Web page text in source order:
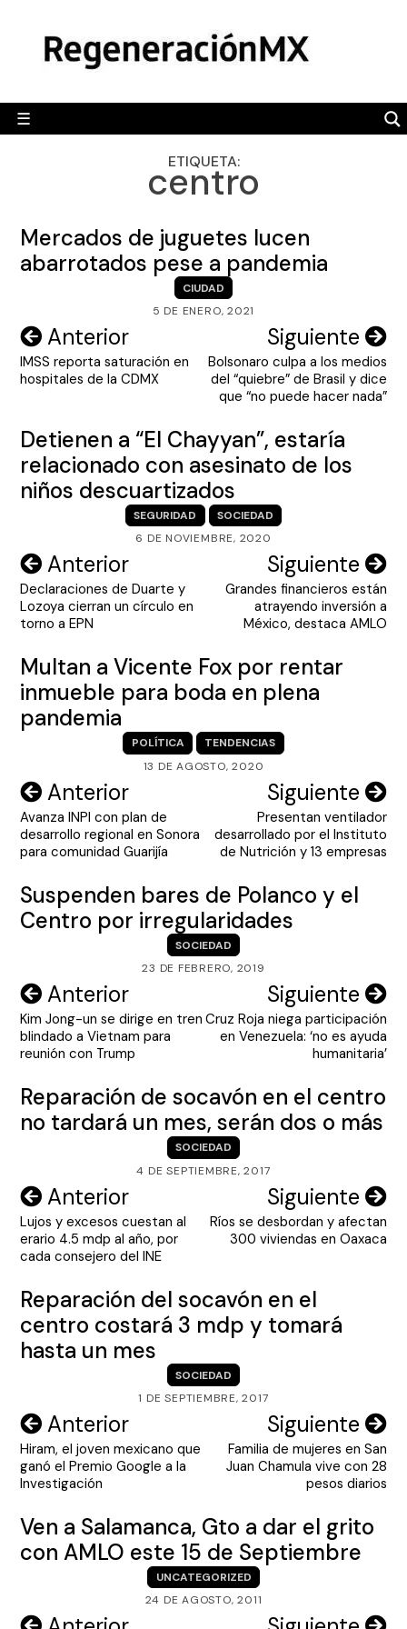
content
☰
POLÍTICA
CAMALEÓN
OPINIÓN
ENGLISH SECTION
VIDEOS
ETIQUETA:
centro
Mercados de juguetes lucen
abarrotados pese a pandemia
CIUDAD
5 DE ENERO, 2021
Navegación
de
Anterior
IMSS reporta saturación en
hospitales de la CDMX
Siguiente
Bolsonaro culpa a los medios
del “quiebre” de Brasil y dice
que “no puede hacer nada”
Detienen a “El Chayyan”, estaría
relacionado con asesinato de los
niños descuartizados
SEGURIDAD
SOCIEDAD
6 DE NOVIEMBRE, 2020
Navegación
de
entradas
Anterior
Declaraciones de Duarte y
Lozoya cierran un círculo en
torno a EPN
Siguiente
Grandes financieros están
atrayendo inversión a
México, destaca AMLO
Multan a Vicente Fox por rentar
inmueble para boda en plena
pandemia
POLÍTICA
TENDENCIAS
13 DE AGOSTO, 2020
Navegación
de
entradas
Anterior
Avanza INPI con plan de
desarrollo regional en Sonora
para comunidad Guarijía
Siguiente
Presentan ventilador
desarrollado por el Instituto
de Nutrición y 13 empresas
Suspenden bares de Polanco y el
Centro por irregularidades
SOCIEDAD
23 DE FEBRERO, 2019
Navegación
de
entradas
Anterior
Kim Jong-un se dirige en tren
blindado a Vietnam para
reunión con Trump
Siguiente
Cruz Roja niega participación
en Venezuela: ‘no es ayuda
humanitaria’
Reparación de socavón en el centro
no tardará un mes, serán dos o más
SOCIEDAD
4 DE SEPTIEMBRE, 2017
Navegación
de
entradas
Anterior
Lujos y excesos cuestan al
erario 4.5 mdp al año, por
cada consejero del INE
Siguiente
Ríos se desbordan y afectan
300 viviendas en Oaxaca
Reparación del socavón en el
centro costará 3 mdp y tomará
hasta un mes
SOCIEDAD
1 DE SEPTIEMBRE, 2017
Navegación
de
entradas
Anterior
Hiram, el joven mexicano que
ganó el Premio Google a la
Investigación
Siguiente
Familia de mujeres en San
Juan Chamula vive con 28
pesos diarios
Ven a Salamanca, Gto a dar el grito
con AMLO este 15 de Septiembre
UNCATEGORIZED
24 DE AGOSTO, 2011